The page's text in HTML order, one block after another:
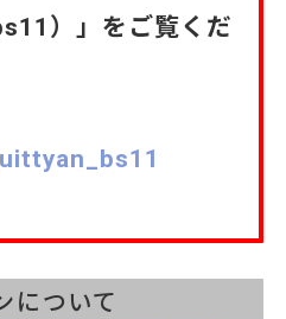
）」をご覧くだ
について